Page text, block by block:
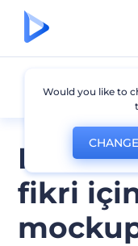
Her
fikri
Diğer Baskı
Would you like to
CHANGE